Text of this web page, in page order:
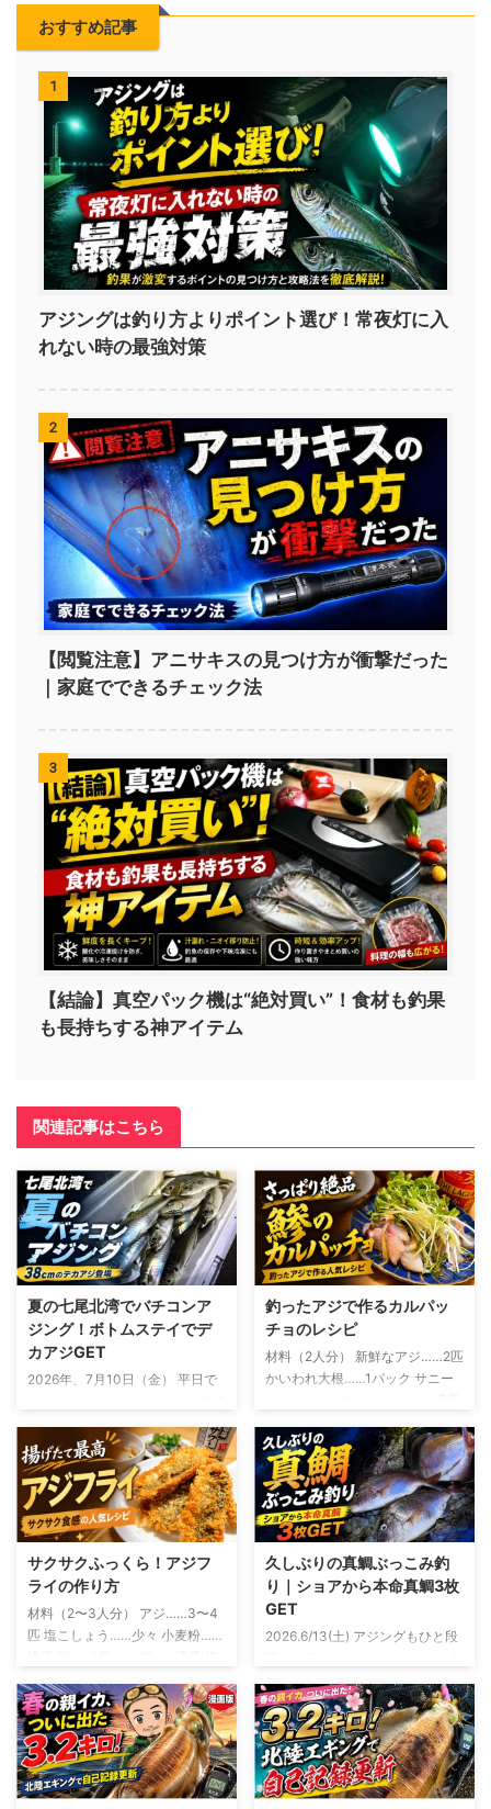
おすすめ記事
1
アジングは釣り方よりポイント選び！常夜灯に入
れない時の最強対策
2
【閲覧注意】アニサキスの見つけ方が衝撃だった
｜家庭でできるチェック法
3
【結論】真空パック機は“絶対買い”！食材も釣果
も長持ちする神アイテム
関連記事はこちら
夏の七尾北湾でバチコンア
ジング！ボトムステイでデ
カアジGET
2026年、7月10日（金） 平日で
参戦 友人から誘いがあったの
は、釣行の2日ほど前 「平日やけ
ど、バチコン行くけ～」 断る理
由は微塵もありません。 バチコ
ンアジングとは？ バチコンアジ
ングとは、バーチカルコンタクト
アジングの略 決して、 「アジが
バチバチ、コンコンと当たる釣
り」 という意味ではないです 船
から仕掛けを縦方向に落とし、深
い場所にいるアジを狙う釣り 初
夏になって水温が上昇すると、シ
ョアから良型のアジを狙うのが難
しくなってきます この時期に岸
から釣れやすいのは、豆 ...
釣ったアジで作るカルパッ
チョのレシピ
材料（2人分） 新鮮なアジ……2匹
かいわれ大根……1パック サニー
ン汁……大さじ1 しょうゆ……小さ
じ1 塩……少々 粗びき黒こしょ
う……少々 おろしにんにく……少
量 釣ったアジを使う場合は、鮮
度を保ったまま持ち帰り生食でき
る状態のものを使います アジの
下ごしらえと盛り付け アジは三
枚におろし、腹骨と血合い骨を取
り除きます 皮を引いたら、食べ
やすい薄さのそぎ切りにします
サニーレタスを切るもしくは手で
ちぎり、水にさらしたあと、しっ
かり水 ...
サクサクふっくら！アジフ
ライの作り方
材料（2〜3人分） アジ……3〜4
匹 塩こしょう……少々 小麦粉……
ソースまたはタルタルソース……
お好みで アジは三枚おろしにし
て、腹骨と小骨を取り除きます
開いた状態で揚げたい場合は、背
開きや腹開きでも大丈夫 アジフ
久しぶりの真鯛ぶっこみ釣
り｜ショアから本命真鯛3枚
GET
2026.6/13(土) アジングもひと段
では「もう十分かな？」というタ
イミング 例年なら、この時期か
らはちょい投げでキスを狙った
り、友人の船に乗せてもらって年
に1、2回ほどバチコンを楽しんだ
りするフェーズ そんな中で、ふ